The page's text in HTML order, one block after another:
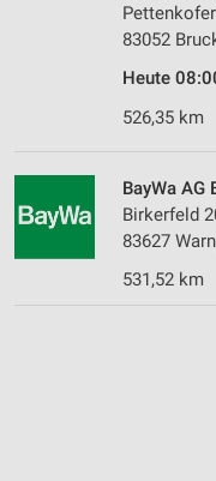
83052
Heute
526,35 km
BayWa AG
Birkerfeld
83627
531,52 km